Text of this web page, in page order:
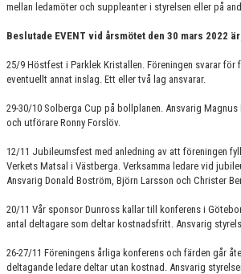
mellan ledamöter och suppleanter i styrelsen eller på
Beslutade EVENT vid årsmötet den 30 mars 2022
25/9 Höstfest i Parklek Kristallen. Föreningen svarar för
eventuellt annat inslag. Ett eller två lag ansvarar.
29-30/10 Solberga Cup på bollplanen. Ansvarig Magnus
och utförare Ronny Forslöv.
12/11 Jubileumsfest med anledning av att föreningen
Verkets Matsal i Västberga. Verksamma ledare vid
Ansvarig Donald Boström, Björn Larsson och Christer
20/11 Vår sponsor Dunross kallar till konferens i
antal deltagare som deltar kostnadsfritt. Ansvarig
26-27/11 Föreningens årliga konferens och färden går
deltagande ledare deltar utan kostnad. Ansvarig